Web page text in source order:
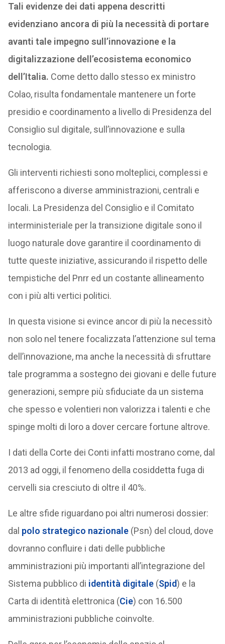
Tali evidenze dei dati appena descritti
evidenziano ancora di più la necessità di portare
avanti tale impegno sull’innovazione e la
digitalizzazione dell’ecosistema economico
dell’Italia. Come detto dallo stesso ex ministro
Colao, risulta fondamentale mantenere un forte
presidio e coordinamento a livello di Presidenza del
Consiglio sul digitale, sull’innovazione e sulla
tecnologia.
Gli interventi richiesti sono molteplici, complessi e
afferiscono a diverse amministrazioni, centrali e
locali. La Presidenza del Consiglio e il Comitato
interministeriale per la transizione digitale sono il
luogo naturale dove garantire il coordinamento di
tutte queste iniziative, assicurando il rispetto delle
tempistiche del Pnrr ed un costante allineamento
con i più alti vertici politici.
In questa visione si evince ancor di più la necessitò
non solo nel tenere focalizzata l’attenzione sul tema
dell’innovazione, ma anche la necessità di sfruttare
tale programma a sostegno dei giovani e delle future
generazioni, sempre più sfiduciate da un sistema
che spesso e volentieri non valorizza i talenti e che
spinge molti di loro a dover cercare fortune altrove.
I dati della Corte dei Conti infatti mostrano come, dal
2013 ad oggi, il fenomeno della cosiddetta fuga di
cervelli sia cresciuto di oltre il 40%.
Le altre sfide riguardano poi altri numerosi dossier:
dal polo strategico nazionale(Psn) del cloud, dove
dovranno confluire i dati delle pubbliche
amministrazioni più importanti all’integrazione del
Sistema pubblico di identità digitale(Spid) e la
Carta di identità elettronica (Cie) con 16.500
amministrazioni pubbliche coinvolte.